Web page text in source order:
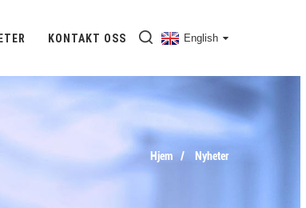
KONTAKT OSS English
Hjem Nyheter